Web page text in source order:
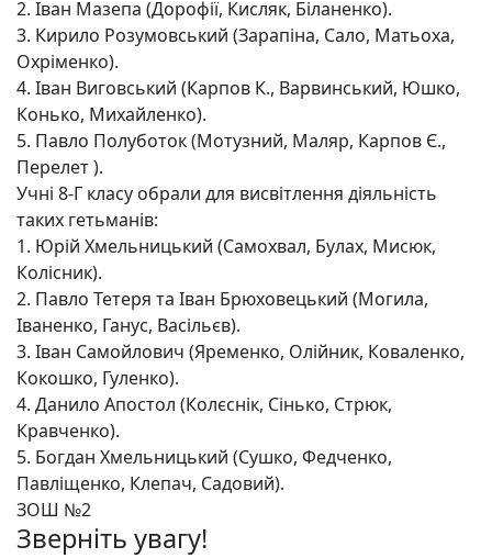
2. Іван Мазепа (Дорофії, Кисляк, Біланенко).
3. Кирило Розумовський (Зарапіна, Сало, Матьоха,
Охріменко).
4. Іван Виговський (Карпов К., Варвинський, Юшко,
Конько, Михайленко).
5. Павло Полуботок (Мотузний, Маляр, Карпов Є.,
Перелет ).
Учні 8-Г класу обрали для висвітлення діяльність
таких гетьманів:
1. Юрій Хмельницький (Самохвал, Булах, Мисюк,
Колісник).
2. Павло Тетеря та Іван Брюховецький (Могила,
Іваненко, Ганус, Васільєв).
3. Іван Самойлович (Яременко, Олійник, Коваленко,
Кокошко, Гуленко).
4. Данило Апостол (Колєснік, Сінько, Стрюк,
Кравченко).
5. Богдан Хмельницький (Сушко, Федченко,
Павліщенко, Клепач, Садовий).
ЗОШ №2
Зверніть увагу!